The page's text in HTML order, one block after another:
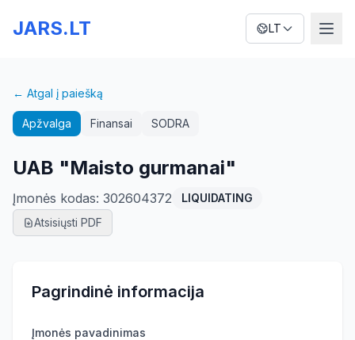
JARS.LT LT
← Atgal į paiešką
Apžvalga Finansai SODRA
UAB "Maisto gurmanai"
Įmonės kodas: 302604372
LIQUIDATING
Atsisiųsti PDF
Pagrindinė informacija
Įmonės pavadinimas